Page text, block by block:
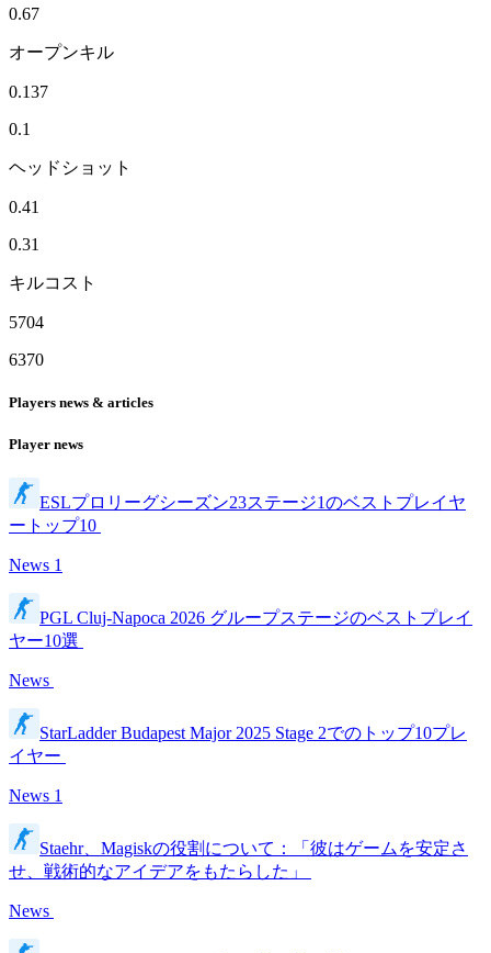
0.67
オープンキル
0.137
0.1
ヘッドショット
0.41
0.31
キルコスト
5704
6370
Players news & articles
Player news
ESLプロリーグシーズン23ステージ1のベストプレイヤ
ートップ10
News 1
PGL Cluj-Napoca 2026 グループステージのベストプレイ
ヤー10選
News
StarLadder Budapest Major 2025 Stage 2でのトップ10プレ
イヤー
News 1
Staehr、Magiskの役割について：「彼はゲームを安定さ
せ、戦術的なアイデアをもたらした」
News